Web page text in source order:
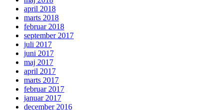
april 2018
marts 2018
februar 2018
september 2017
juli 2017
juni 2017
maj 2017
april 2017
marts 2017
februar 2017
januar 2017
december 2016